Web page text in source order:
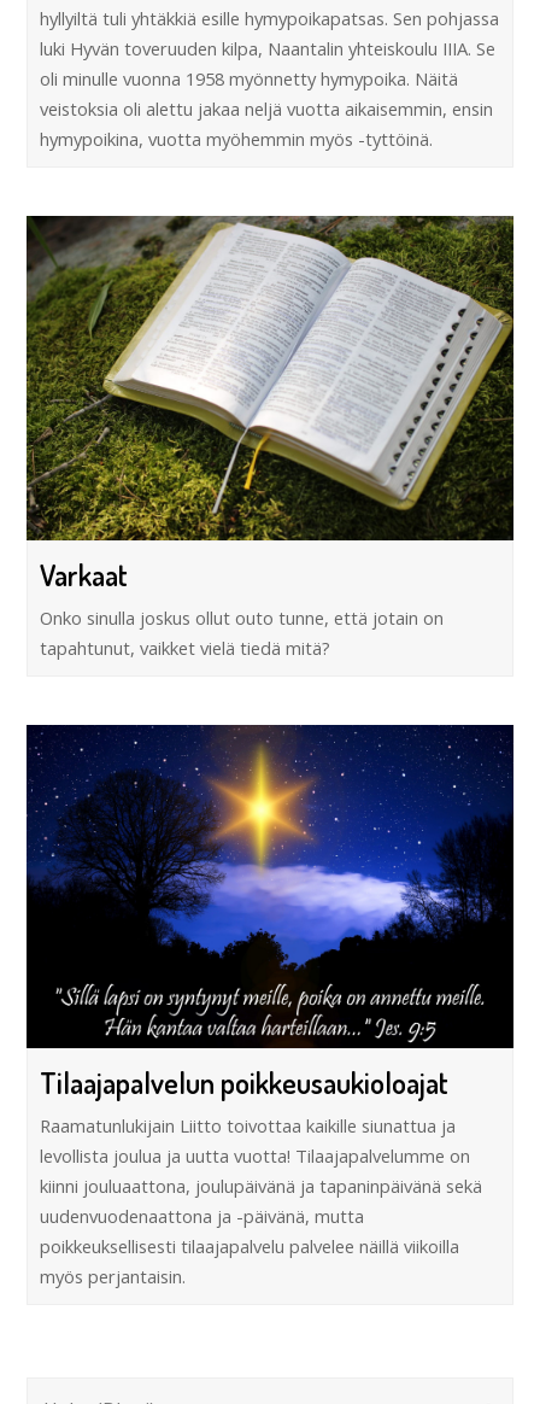
hyllyiltä tuli yhtäkkiä esille hymypoikapatsas. Sen pohjassa
luki Hyvän toveruuden kilpa, Naantalin yhteiskoulu IIIA. Se
oli minulle vuonna 1958 myönnetty hymypoika. Näitä
veistoksia oli alettu jakaa neljä vuotta aikaisemmin, ensin
hymypoikina, vuotta myöhemmin myös -tyttöinä.
Varkaat
Onko sinulla joskus ollut outo tunne, että jotain on
tapahtunut, vaikket vielä tiedä mitä?
Tilaajapalvelun poikkeusaukioloajat
Raamatunlukijain Liitto toivottaa kaikille siunattua ja
levollista joulua ja uutta vuotta! Tilaajapalvelumme on
kiinni jouluaattona, joulupäivänä ja tapaninpäivänä sekä
uudenvuodenaattona ja -päivänä, mutta
poikkeuksellisesti tilaajapalvelu palvelee näillä viikoilla
myös perjantaisin.